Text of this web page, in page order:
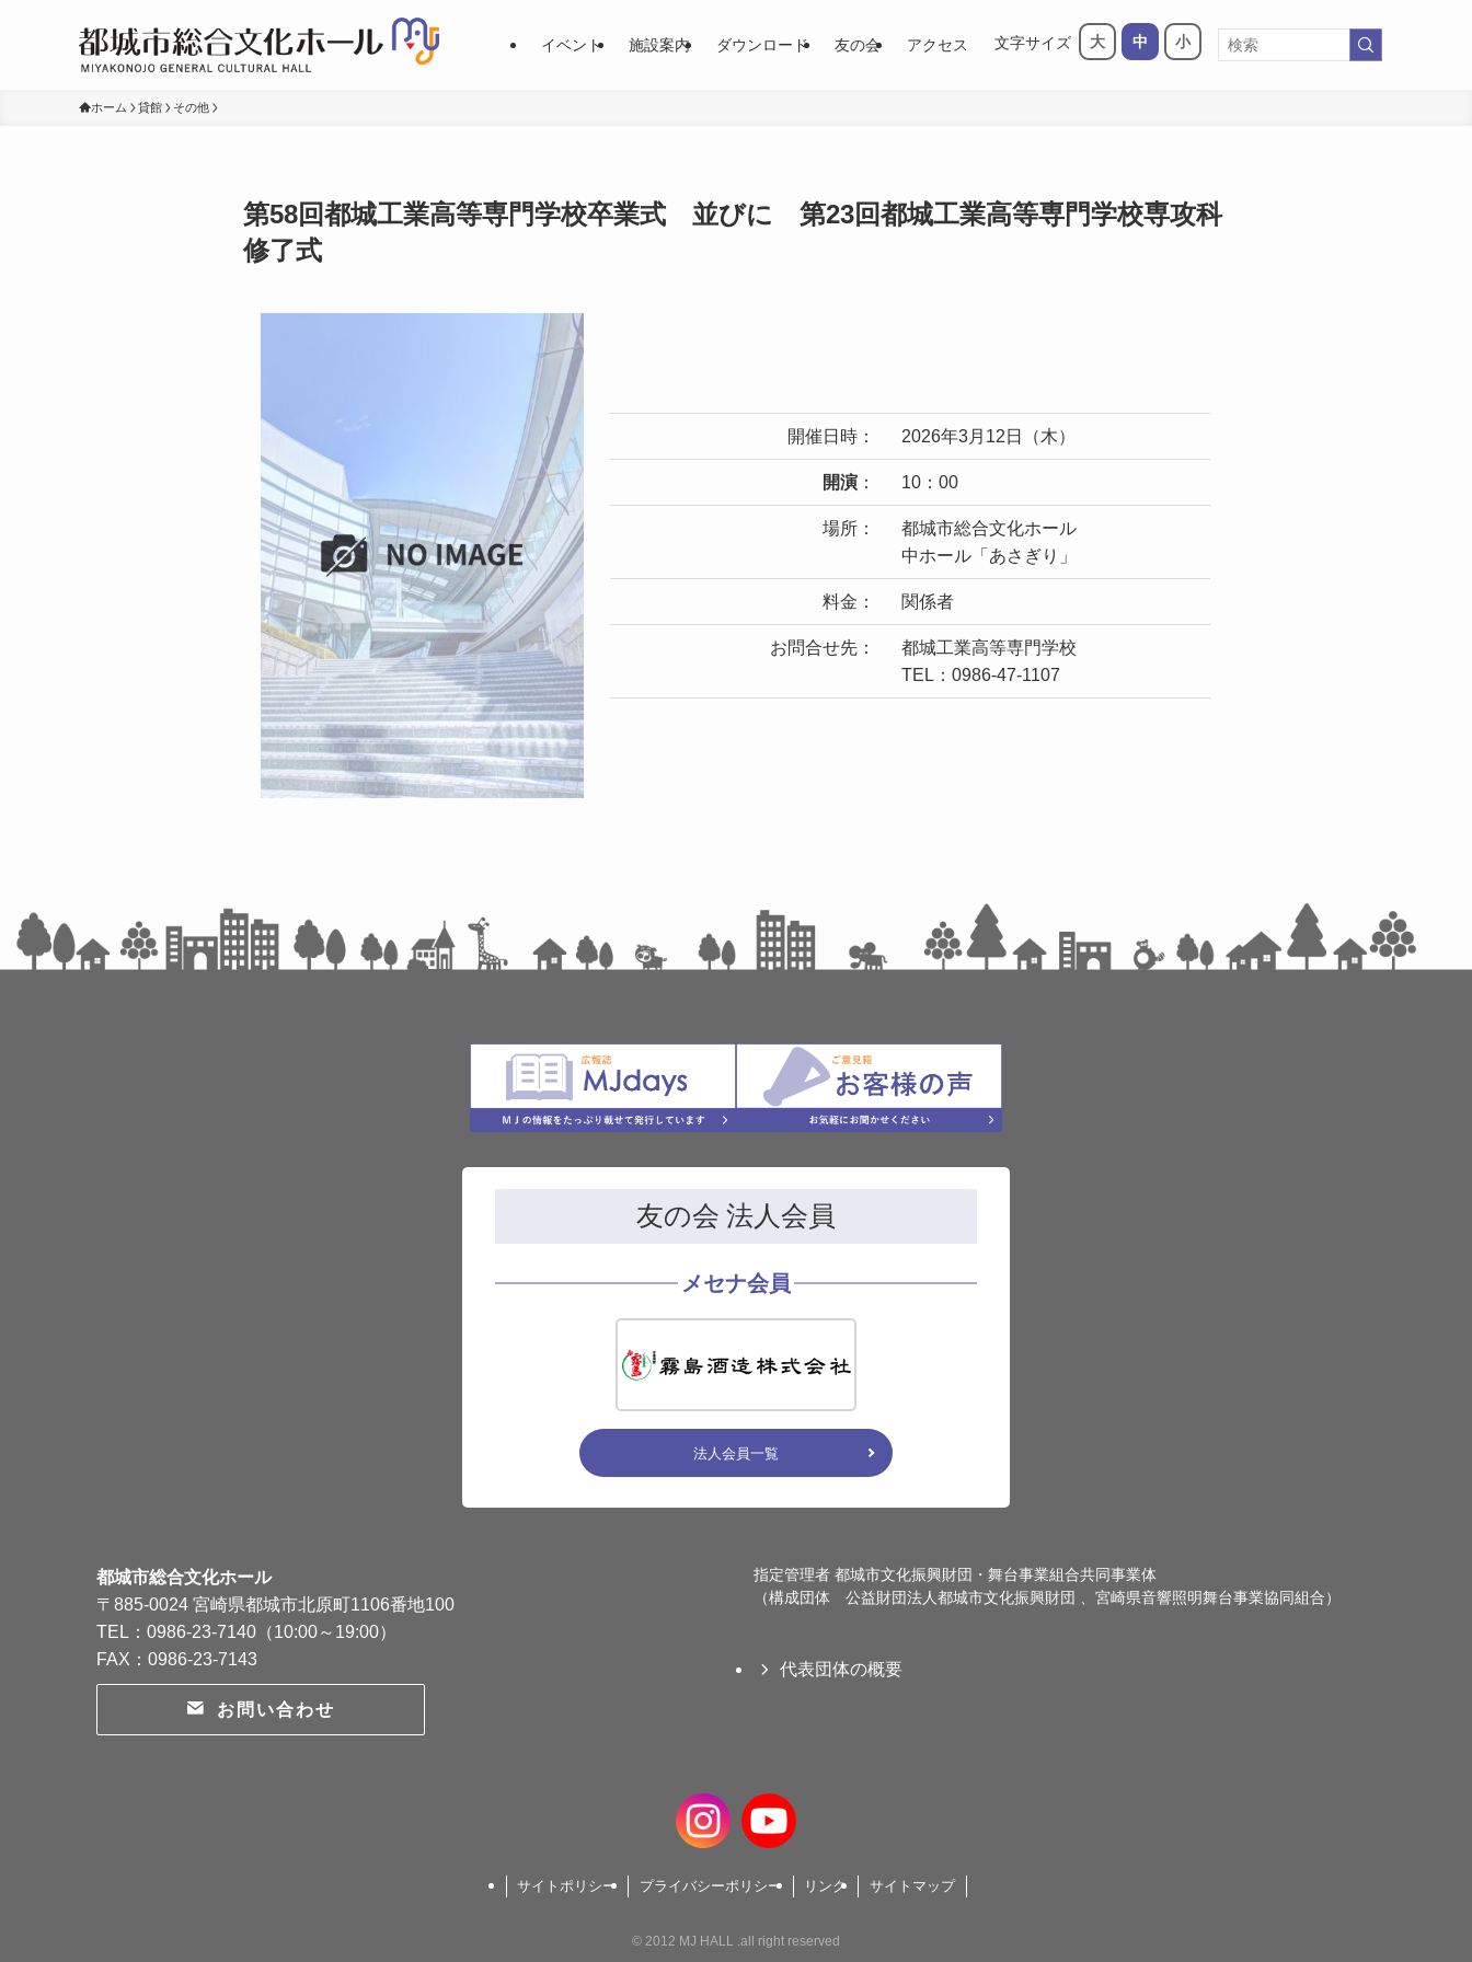
イベント 施設案内 ダウンロード 友の会 アクセス 文字サイズ 大 中 小
ホーム 貸館 その他
第58回都城工業高等専門学校卒業式 並びに 第23回都城工業高等専門学校専攻科
修了式
開催日時： 2026年3月12日（木）
開演 ： 10：00
場所：
都城市総合文化ホール
中ホール「あさぎり」
料金： 関係者
お問合せ先：
都城工業高等専門学校
TEL：0986-47-1107
友の会 法人会員
メセナ会員
法人会員一覧
都城市総合文化ホール
〒885-0024 宮崎県都城市北原町1106番地100
TEL：0986-23-7140（10:00～19:00）
FAX：0986-23-7143
お問い合わせ
指定管理者 都城市文化振興財団・舞台事業組合共同事業体
（構成団体 公益財団法人都城市文化振興財団 、宮崎県音響照明舞台事業協同組合）
代表団体の概要
サイトポリシー プライバシーポリシー リンク サイトマップ
© 2012 MJ HALL .all right reserved